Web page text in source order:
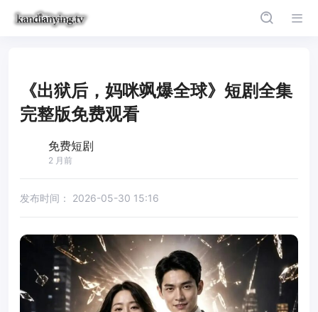
《出狱后，妈咪飒爆全球》短剧全集
完整版免费观看
免费短剧
2 月前
发布时间： 2026-05-30 15:16